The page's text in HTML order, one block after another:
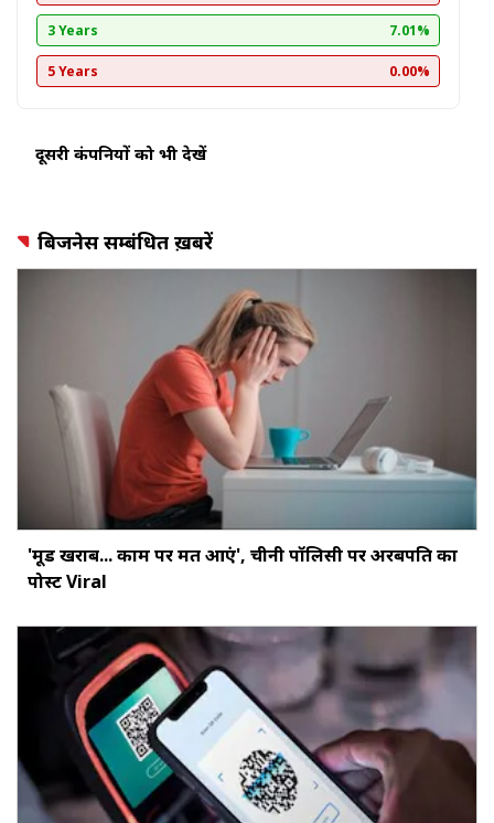
3 Years 7.01%
5 Years 0.00%
दूसरी कंपनियों को भी देखें
बिजनेस सम्बंधित ख़बरें
'मूड खराब... काम पर मत आएं', चीनी पॉलिसी पर अरबपति का
पोस्ट Viral